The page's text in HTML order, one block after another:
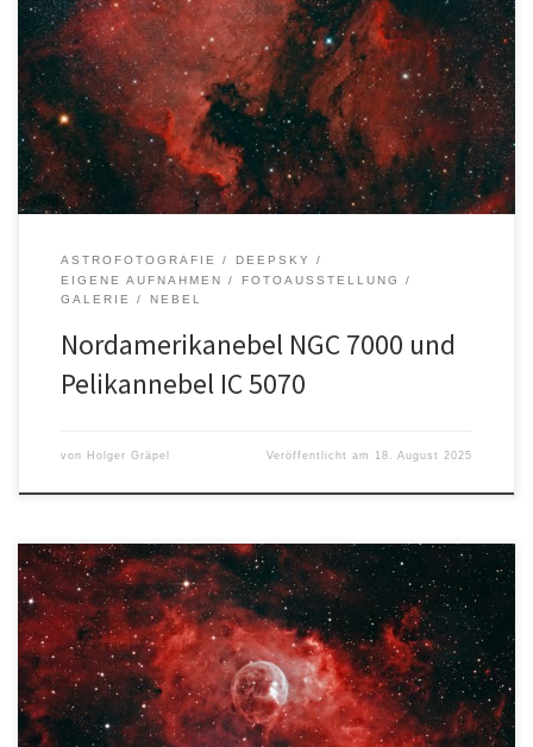
Autor: Holger GräpelOrt: Felm Entfernung: ca. 1000-2000
LichtjahreSternbild: Perseus Aufnahmedaten: Alle Bilder, Texte und
Logos sind urheberrechtlich geschützt. Die Rechte liegen bei
dem/der jeweiligen Urheber*in.
ASTROFOTOGRAFIE
DEEPSKY
EIGENE AUFNAHMEN
FOTOAUSSTELLUNG
GALERIE
NEBEL
Nordamerikanebel NGC 7000 und
Pelikannebel IC 5070
von Holger Gräpel Veröffentlicht am 18. August 2025
Autor: Holger GräpelOrt: Felm Entfernung: ca. 7100
LichtjahreSternbild: Kassiopeia Aufnahmedaten: Alle Bilder, Texte
und Logos sind urheberrechtlich geschützt. Die Rechte liegen bei
dem/der jeweiligen Urheber*in.